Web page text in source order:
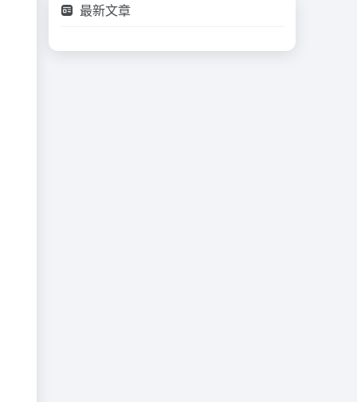
最新文章